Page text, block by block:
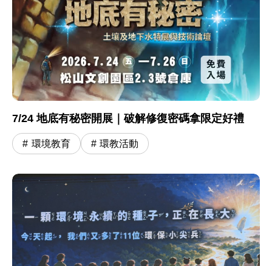
7/24 地底有秘密開展｜破解修復密碼拿限定好禮
環境教育 環教活動